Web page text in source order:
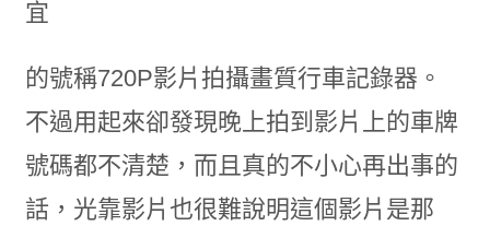
宜
的號稱720P影片拍攝畫質行車記錄器。
不過用起來卻發現晚上拍到影片上的車牌
號碼都不清楚，而且真的不小心再出事的
話，光靠影片也很難說明這個影片是那